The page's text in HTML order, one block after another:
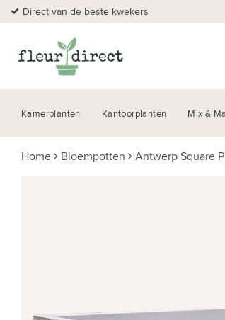
Direct van de beste kwekers
Kamerplanten Kantoorplanten Mix &
Home Bloempotten Antwerp Square